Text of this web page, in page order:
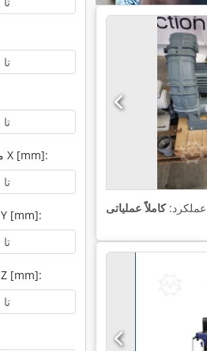
مسافت جابجایی محور X [mm]:
مسافت حرکت محور Y [mm]:
مسافت حرکت محور Z [mm]:
عملکرد:کاملاً عملیاتی